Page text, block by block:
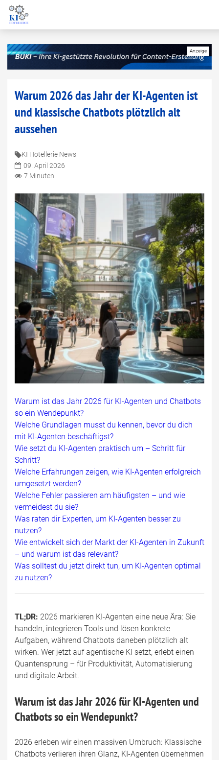
Warum 2026 das Jahr der KI-Agenten ist
und klassische Chatbots plötzlich alt
aussehen
KI Hotellerie News
09. April 2026
7 Minuten
Warum ist das Jahr 2026 für KI-Agenten und Chatbots
so ein Wendepunkt?
Welche Grundlagen musst du kennen, bevor du dich
mit KI-Agenten beschäftigst?
Wie setzt du KI-Agenten praktisch um – Schritt für
Schritt?
Welche Erfahrungen zeigen, wie KI-Agenten erfolgreich
umgesetzt werden?
Welche Fehler passieren am häufigsten – und wie
vermeidest du sie?
Was raten dir Experten, um KI-Agenten besser zu
nutzen?
Wie entwickelt sich der Markt der KI-Agenten in Zukunft
– und warum ist das relevant?
Was solltest du jetzt direkt tun, um KI-Agenten optimal
zu nutzen?
TL;DR: 2026 markieren KI-Agenten eine neue Ära: Sie
handeln, integrieren Tools und lösen konkrete
Aufgaben, während Chatbots daneben plötzlich alt
wirken. Wer jetzt auf agentische KI setzt, erlebt einen
Quantensprung – für Produktivität, Automatisierung
und digitale Arbeit.
Warum ist das Jahr 2026 für KI-Agenten und
Chatbots so ein Wendepunkt?
2026 erleben wir einen massiven Umbruch: Klassische
Chatbots verlieren ihren Glanz, KI-Agenten übernehmen